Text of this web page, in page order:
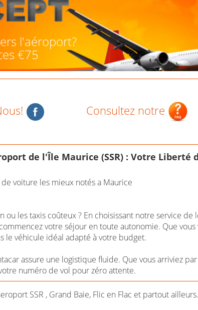
l'aéroport?
€75
Consultez notre
de l'Île Maurice (SSR) : Votre Liberté
voiture les mieux notés a Maurice
les taxis coûteux ? En choisissant notre service
votre séjour en toute autonomie. Que
le véhicule idéal adapté à votre budget.
assure une logistique fluide. Que vous arriviez
numéro de vol pour zéro attente.
SSR , Grand Baie, Flic en Flac et partout ailleurs.